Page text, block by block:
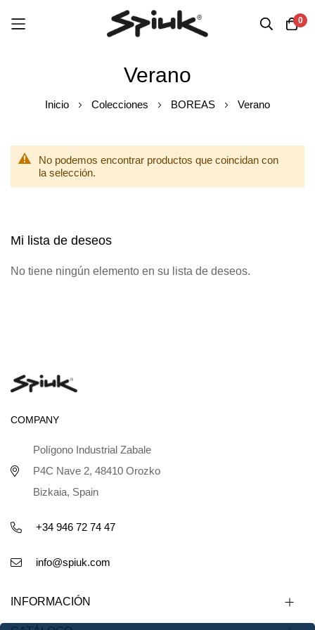
0
Verano
Inicio Colecciones BOREAS Verano
No podemos encontrar productos que coincidan con
la selección.
Mi lista de deseos
No tiene ningún elemento en su lista de deseos.
COMPANY
Polígono Industrial Zabale
P4C Nave 2, 48410 Orozko
Bizkaia, Spain
+34 946 72 74 47
info@spiuk.com
INFORMACIÓN